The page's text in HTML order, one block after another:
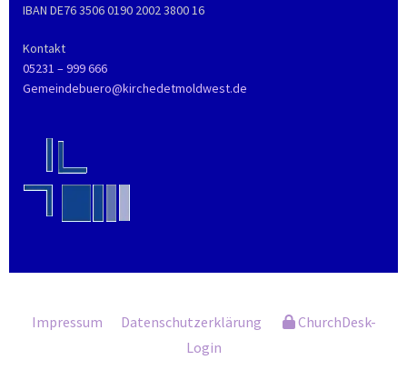
IBAN DE76 3506 0190 2002 3800 16
Kontakt
05231 – 999 666
Gemeindebuero@kirchedetmoldwest.de
Impressum Datenschutzerklärung
ChurchDesk-
Login